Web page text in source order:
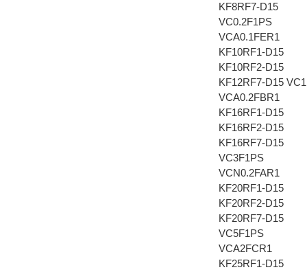
KF8RF7-D15
VC0.2F1PS
VCA0.1FER1
KF10RF1-D15
KF10RF2-D15
KF12RF7-D15
VCA0.2FBR1
KF16RF1-D15
KF16RF2-D15
KF16RF7-D15
VC3F1PS
VCN0.2FAR1
KF20RF1-D15
KF20RF2-D15
KF20RF7-D15
VC5F1PS
VCA2FCR1
KF25RF1-D15